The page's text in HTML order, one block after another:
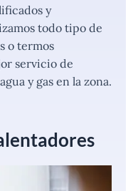
y
todo tipo de
o termos
servicio de
y gas en la zona.